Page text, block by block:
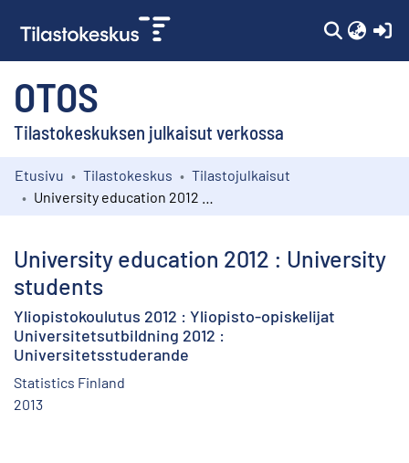
OTOS
Tilastokeskuksen julkaisut verkossa
Kokoelmat
Etusivu Tilastokeskus
Tilastojulkaisut
University education 2012 : University
students
Yliopistokoulutus 2012 : Yliopisto-opiskelijat
Universitetsutbildning 2012 :
Universitetsstuderande
Statistics Finland
2013